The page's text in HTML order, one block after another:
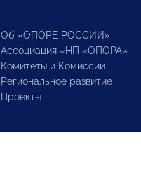
Об «ОПОРЕ РОССИИ»
Ассоциация «НП «ОПОРА»
Комитеты и Комиссии
Региональное развитие
Проекты